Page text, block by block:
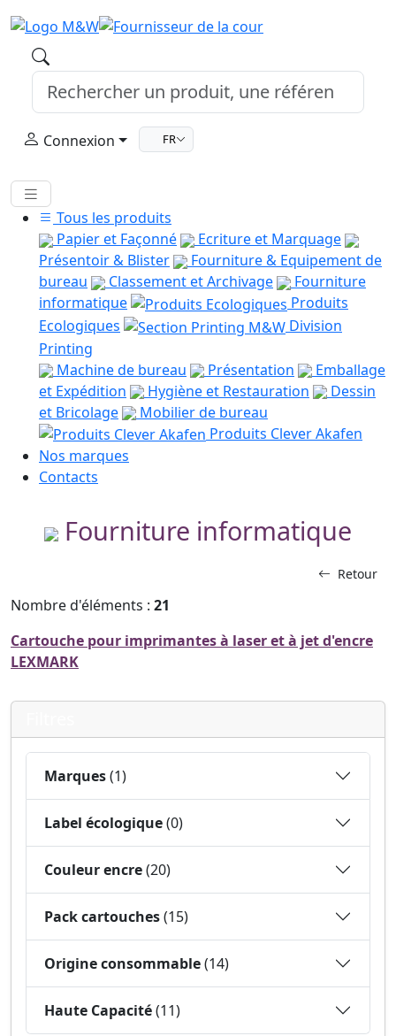
Connexion FR
Tous les produits
Papier et Façonné
Ecriture et Marquage
Présentoir & Blister
Fourniture & Equipement de
bureau
Classement et Archivage
Fourniture
informatique
Produits
Ecologiques
Division
Printing
Machine de bureau
Présentation
Emballage
et Expédition
Hygiène et Restauration
Dessin
et Bricolage
Mobilier de bureau
Produits Clever Akafen
Nos marques
Contacts
Fourniture informatique
Retour
Nombre d'éléments : 21
Cartouche pour imprimantes à laser et à jet d'encre
LEXMARK
Marques(1)
Label écologique(0)
Couleur encre(20)
Pack cartouches(15)
Origine consommable(14)
Haute Capacité(11)